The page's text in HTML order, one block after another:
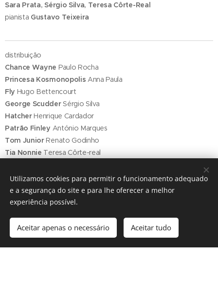
Sara Prata, Sérgio Silva, Teresa Côrte-Real
pianista Gustavo Teixeira
distribuição
Chance Wayne Paulo Rocha
Princesa Kosmonopolis Anna Paula
Fly Hugo Bettencourt
George ScudderSérgio Silva
HatcherHenrique Cardador
Patrão Finley António Marques
Tom JuniorRenato Godinho
Tia Nonnie Teresa Côrte-real
CharlesCarlos Monteiro
StuffCarlos Oliveira
Miss LucyFernanda neves
VioletSara Prata
EdnaCarla Garcia
ScottyLuís Barros
Utilizamos cookies para permitir o funcionamento adequado
e a segurança do site e para lhe oferecer a melhor
experiência possível.
Aceitar apenas o necessário Aceitar tudo